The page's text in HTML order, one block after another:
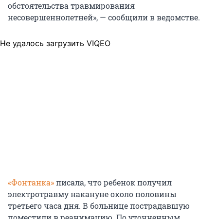
обстоятельства травмирования
несовершеннолетней», — сообщили в ведомстве.
Не удалось загрузить VIQEO
«Фонтанка»писала, что ребенок получил
электротравму накануне около половины
третьего часа дня. В больнице пострадавшую